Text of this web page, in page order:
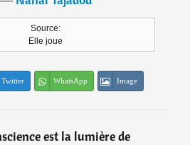
Source:
Elle joue
Twitter WhatsApp Image
est la lumière de